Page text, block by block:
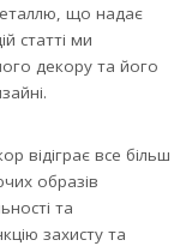
що надає
статті ми
декору та його
відіграє все більш
образів
та
захисту та